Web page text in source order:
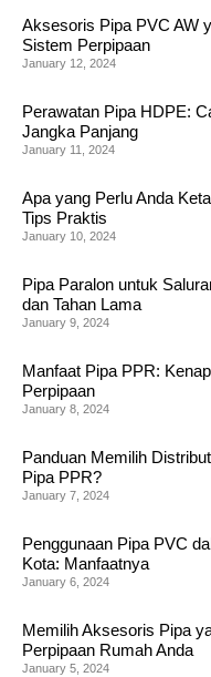
Aksesoris Pipa PVC AW
Sistem Perpipaan
January 12, 2024
Perawatan Pipa HDPE:
Jangka Panjang
January 11, 2024
Apa yang Perlu Anda
Tips Praktis
January 10, 2024
Pipa Paralon untuk
dan Tahan Lama
January 9, 2024
Manfaat Pipa PPR:
Perpipaan
January 8, 2024
Panduan Memilih
Pipa PPR?
January 7, 2024
Penggunaan Pipa PVC
Kota: Manfaatnya
January 6, 2024
Memilih Aksesoris Pipa
Perpipaan Rumah Anda
January 5, 2024